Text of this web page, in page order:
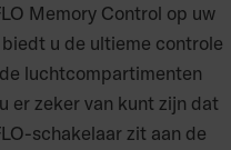
Memory Control op uw
u de ultieme controle
luchtcompartimenten
er zeker van kunt zijn dat
schakelaar zit aan de